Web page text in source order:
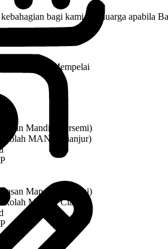
kebahagian bagi kami sekeluarga apabila
Kedua Mempelai
Mandiri Bersemi)
MAN 1 Cianjur)
Mandiri Bersemi)
MAN 1 Cianjur)